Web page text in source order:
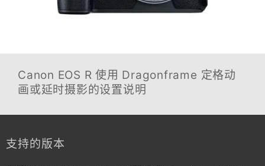
Canon EOS R 使用 Dragonframe 定格动
画或延时摄影的设置说明
支持的版本